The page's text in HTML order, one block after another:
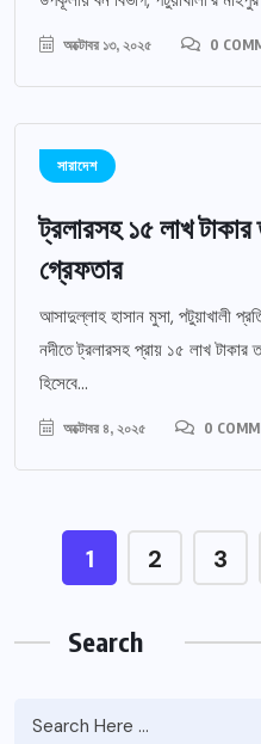
অক্টোবর ১৩, ২০২৫ 0
সারাদেশ
ট্রলারসহ ১৫ লাখ
গ্রেফতার
আসাদুল্লাহ হাসান মুসা, পটুয়াখালী
নদীতে ট্রলারসহ প্রায় ১৫ লাখ টাকার
হিসেবে...
অক্টোবর ৪, ২০২৫ 0
1 2 3
Search